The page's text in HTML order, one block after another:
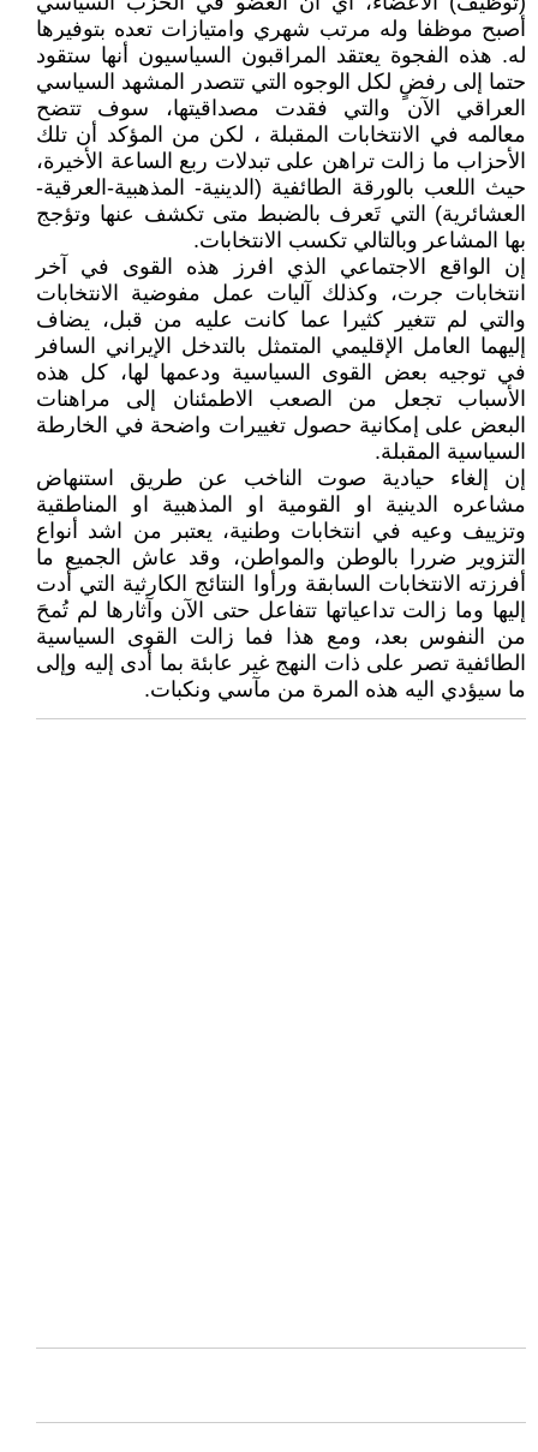
أصبح موظفا وله مرتب شهري وامتيازات تعده بتوفيرها
له. هذه الفجوة يعتقد المراقبون السياسيون أنها ستقود
حتما إلى رفضٍ لكل الوجوه التي تتصدر المشهد السياسي
العراقي الآن والتي فقدت مصداقيتها، سوف تتضح
معالمه في الانتخابات المقبلة ، لكن من المؤكد أن تلك
الأحزاب ما زالت تراهن على تبدلات ربع الساعة الأخيرة،
حيث اللعب بالورقة الطائفية (الدينية- المذهبية-العرقية-
العشائرية) التي تَعرف بالضبط متى تكشف عنها وتؤجج
بها المشاعر وبالتالي تكسب الانتخابات.
إن الواقع الاجتماعي الذي افرز هذه القوى في آخر
انتخابات جرت، وكذلك آليات عمل مفوضية الانتخابات
والتي لم تتغير كثيرا عما كانت عليه من قبل، يضاف
إليهما العامل الإقليمي المتمثل بالتدخل الإيراني السافر
في توجيه بعض القوى السياسية ودعمها لها، كل هذه
الأسباب تجعل من الصعب الاطمئنان إلى مراهنات
البعض على إمكانية حصول تغييرات واضحة في الخارطة
السياسية المقبلة.
إن إلغاء حيادية صوت الناخب عن طريق استنهاض
مشاعره الدينية او القومية او المذهبية او المناطقية
وتزييف وعيه في انتخابات وطنية، يعتبر من اشد أنواع
التزوير ضررا بالوطن والمواطن، وقد عاش الجميع ما
أفرزته الانتخابات السابقة ورأوا النتائج الكارثية التي أدت
إليها وما زالت تداعياتها تتفاعل حتى الآن وآثارها لم تُمحَ
من النفوس بعد، ومع هذا فما زالت القوى السياسية
الطائفية تصر على ذات النهج غير عابئة بما أدى إليه وإلى
ما سيؤدي اليه هذه المرة من مآسي ونكبات.